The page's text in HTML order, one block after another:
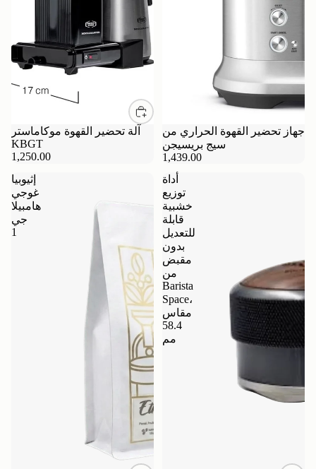
آلة تحضير القهوة موكاماستر
KBGT
1,250.00
نفذ
جهاز تحضير القهوة الحراري من
سيج بريسيجن
1,439.00
إثيوبيا
غوجي
هامبيلا
جي
1
أداة
توزيع
خشبية
قابلة
للتعديل
بدون
مقبض
من
Barista
Space،
مقاس
58.4
مم